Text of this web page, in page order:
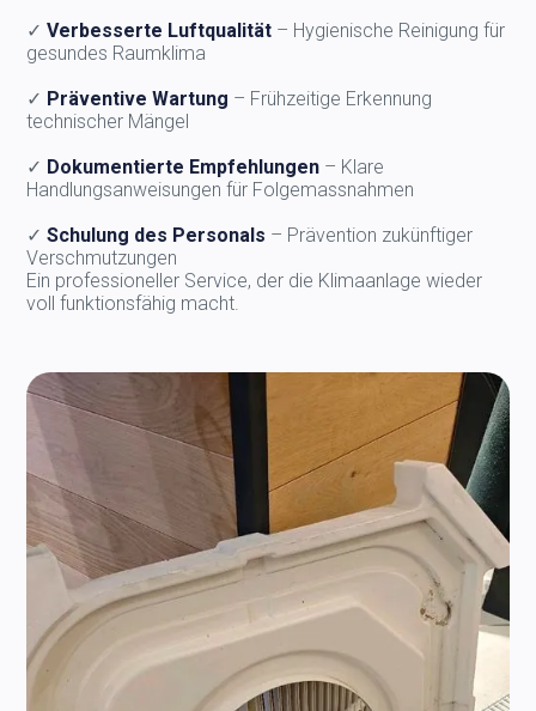
✓Verbesserte Luftqualität – Hygienische Reinigung für
gesundes Raumklima
✓ Präventive Wartung – Frühzeitige Erkennung
technischer Mängel
✓ Dokumentierte Empfehlungen – Klare
Handlungsanweisungen für Folgemassnahmen
✓Schulung des Personals – Prävention zukünftiger
Verschmutzungen
Ein professioneller Service, der die Klimaanlage wieder
voll funktionsfähig macht.